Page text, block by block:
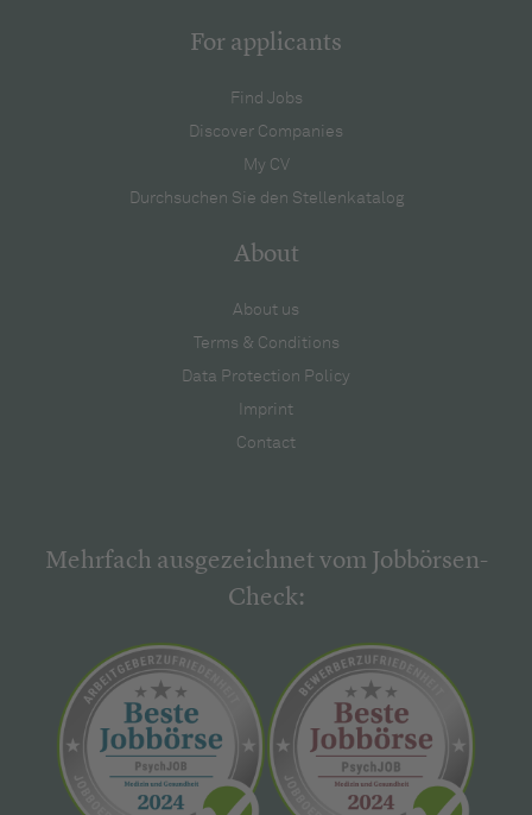
For applicants
Find Jobs
Discover Companies
My CV
Durchsuchen Sie den Stellenkatalog
About
About us
Terms & Conditions
Data Protection Policy
Imprint
Contact
Mehrfach ausgezeichnet vom Jobbörsen-
Check: